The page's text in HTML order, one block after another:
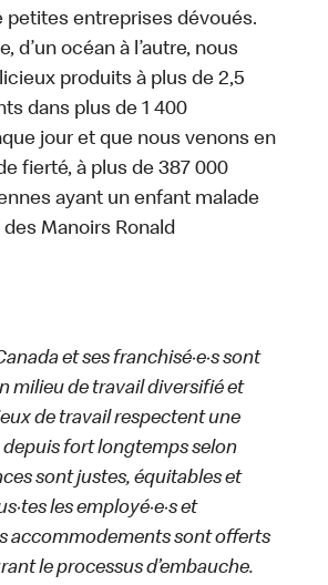
petites entreprises dévoués.
d’un océan à l’autre, nous
produits à plus de 2,5
dans plus de 1 400
jour et que nous venons en
fierté, à plus de 387 000
ayant un enfant malade
Manoirs Ronald
et ses franchisé·e·s sont
milieu de travail diversifié et
de travail respectent une
fort longtemps selon
sont justes, équitables et
les employé·e·s et
accommodements sont offerts
le processus d’embauche.